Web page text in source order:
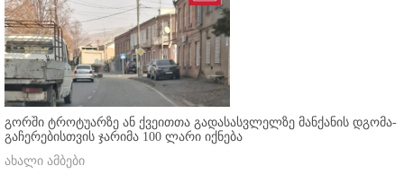
გორში ტროტუარზე ან ქვეითთა გადასასვლელზე მანქანის დგომა-
გაჩერებისთვის ჯარიმა 100 ლარი იქნება
ახალი ამბები